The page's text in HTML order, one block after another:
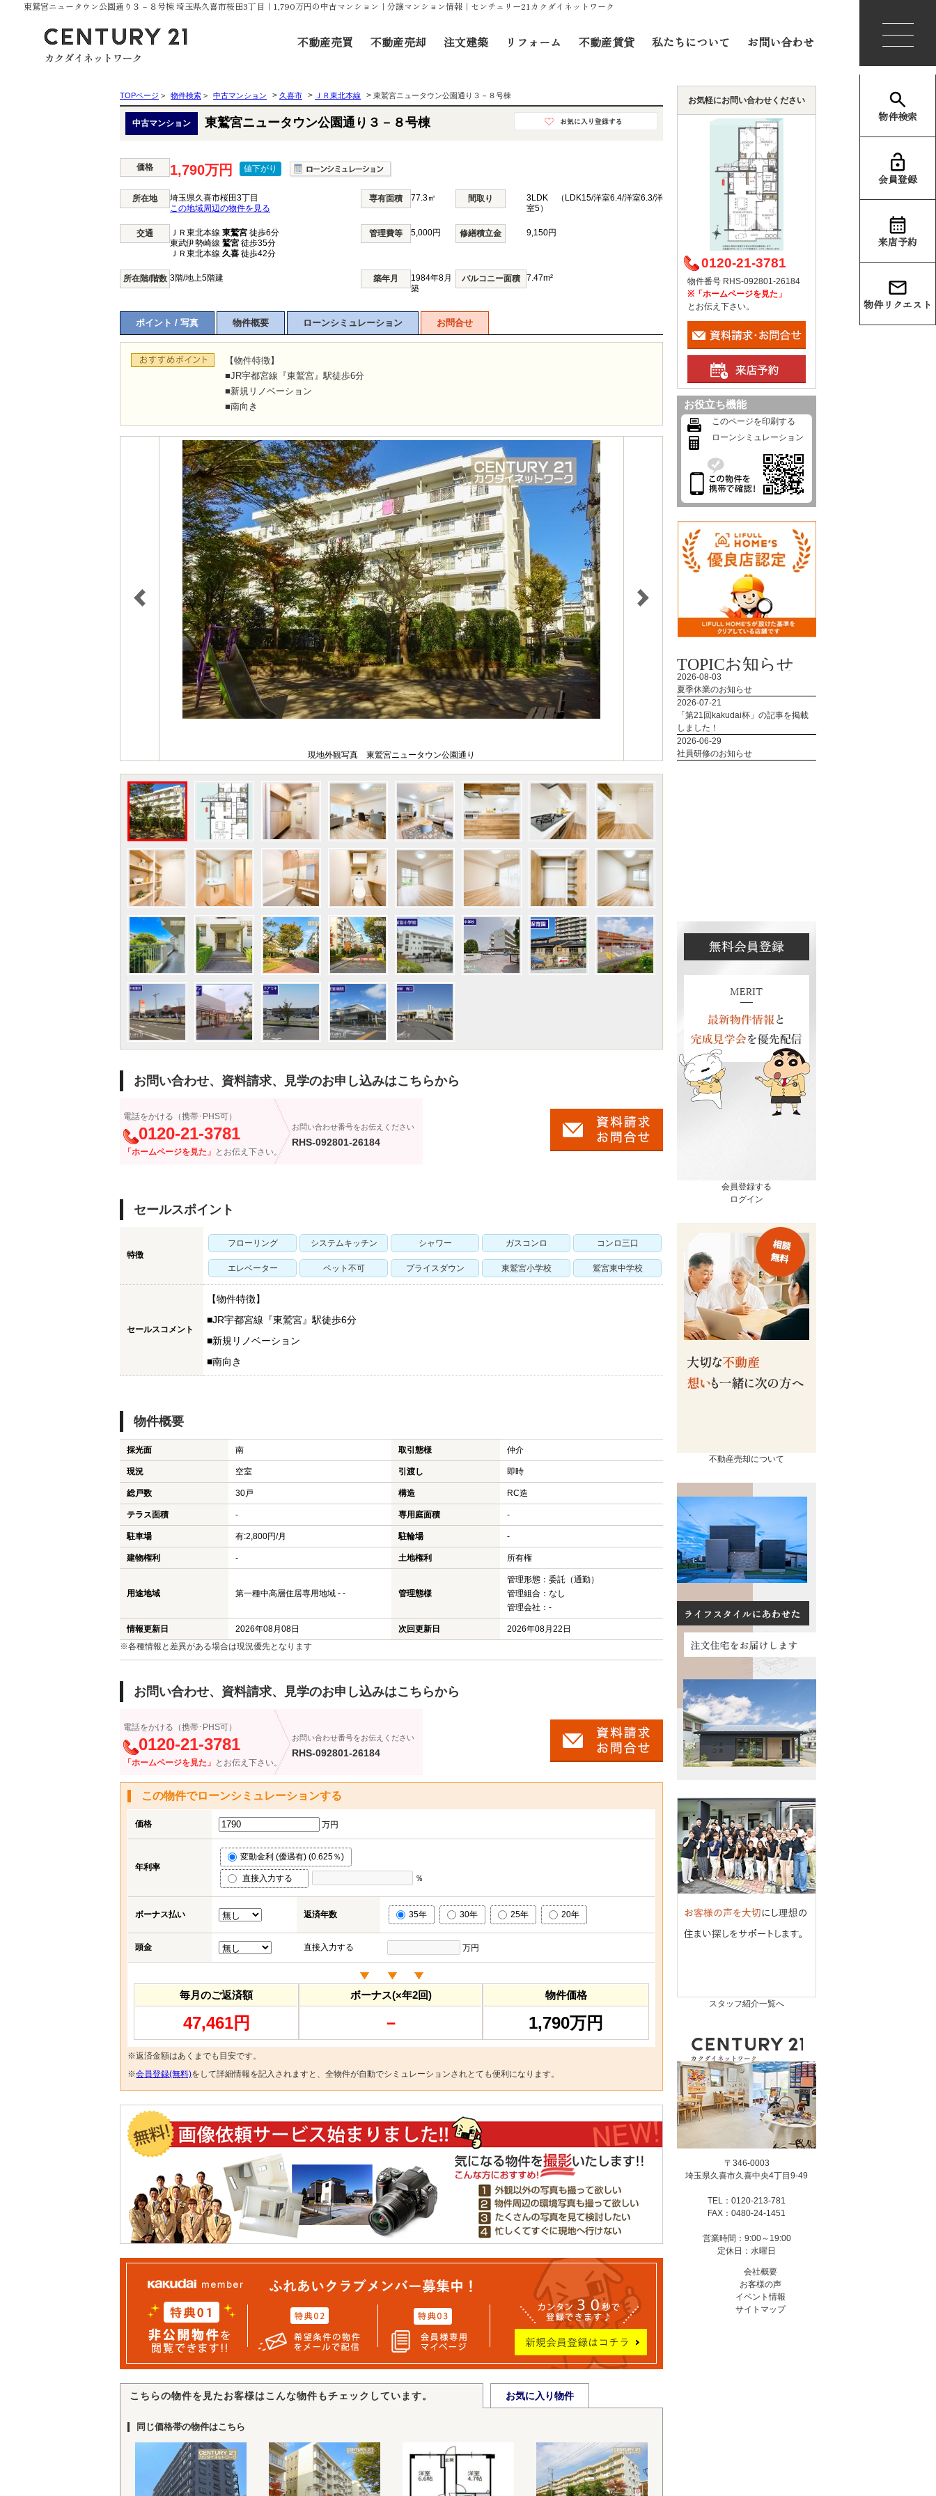
東鷲宮ニュータウン公園通り３－８号棟 埼玉県久喜市桜田3丁目｜1,790万円の中古マンション｜分譲マンション情報｜センチュリー21カクダイネットワーク
不動産売買 不動産売却 注文建築 リフォーム 不動産賃貸 私たちについて お問い合わせ
会員登録 ログイン
久喜市の新築一戸建て
久喜市の中古一戸建て
久喜市のマンション
久喜市の土地
白岡市の新築一戸建て
白岡市の中古一戸建て
加須市の新築一戸建て
幸手市の中古一戸建て
幸手市のマンション
幸手市の土地
蓮田市の新築一戸建て
蓮田市の中古一戸建て
蓮田市の土地
宮代町の新築一戸建て
売却・査定実績
仲介と買取の違い
高く売るポイント
仲介手数料について
コンテンツ
イベント情報
お客様の声
物件検索
会員登録
来店予約
物件リクエスト
TOPページ > 物件検索 > 中古マンション > 久喜市 > ＪＲ東北本線 > 東鷲宮ニュータウン公園通り３－８号棟
中古マンション 東鷲宮ニュータウン公園通り３－８号棟
価格 1,790万円 値下がり
所在地
埼玉県久喜市桜田3丁目
この地域周辺の物件を見る
専有面積 77.3㎡ 間取り
3LDK （LDK15/洋室6.4/洋室6.3/洋
室5）
交通 ＪＲ東北本線 東鷲宮 徒歩6分
東武伊勢崎線 鷲宮 徒歩35分
ＪＲ東北本線 久喜 徒歩42分
管理費等 5,000円 修繕積立金 9,150円
所在階/階数 3階/地上5階建 築年月
1984年8月
築
バルコニー面積 7.47m²
ポイント / 写真 物件概要 ローンシミュレーション お問合せ
【物件特徴】
■JR宇都宮線『東鷲宮』駅徒歩6分
■新規リノベーション
■南向き
現地外観写真 東鷲宮ニュータウン公園通り
お問い合わせ、資料請求、見学のお申し込みはこちらから
電話をかける（携帯･PHS可）
0120-21-3781
「ホームページを見た」 とお伝え下さい。
お問い合わせ番号をお伝えください
RHS-092801-26184
セールスポイント
特徴
フローリング システムキッチン シャワー ガスコンロ コンロ三口
エレベーター ペット不可 プライスダウン 東鷲宮小学校 鷲宮東中学校
セールスコメント
【物件特徴】
■JR宇都宮線『東鷲宮』駅徒歩6分
■新規リノベーション
■南向き
物件概要
採光面 南 取引態様 仲介
現況 空室 引渡し 即時
総戸数 30戸 構造 RC造
テラス面積 - 専用庭面積 -
駐車場 有:2,800円/月 駐輪場 -
建物権利 - 土地権利 所有権
用途地域 第一種中高層住居専用地域 - - 管理態様
管理形態：委託（通勤）
管理組合：なし
管理会社：-
情報更新日 2026年08月08日 次回更新日
2026年08月22日
※各種情報と差異がある場合は現況優先となります
お問い合わせ、資料請求、見学のお申し込みはこちらから
電話をかける（携帯･PHS可）
0120-21-3781
「ホームページを見た」 とお伝え下さい。
お問い合わせ番号をお伝えください
RHS-092801-26184
この物件でローンシミュレーションする
価格 万円
年利率
変動金利 (優遇有) (0.625％)
直接入力する ％
ボーナス払い 返済年数 35年 30年 25年 20年
頭金 直接入力する 万円
毎月のご返済額
47,461円
ボーナス(×年2回)
－
物件価格
1,790万円
※返済金額はあくまでも目安です。
※会員登録(無料)をして詳細情報を記入されますと、全物件が自動でシミュレーションされとても便利になります。
こちらの物件を見たお客様はこんな物件もチェックしています。 お気に入り物件
同じ価格帯の物件はこちら
お気軽にお問い合わせください
0120-21-3781
物件番号 RHS-092801-26184
※「ホームページを見た」
とお伝え下さい。
お役立ち機能
このページを印刷する
ローンシミュレーション
TOPICお知らせ
会員登録する
ログイン
不動産売却について
スタッフ紹介一覧へ
〒346-0003
埼玉県久喜市久喜中央4丁目9-49
TEL：0120-213-781
FAX：0480-24-1451
営業時間：9:00～19:00
定休日：水曜日
会社概要
お客様の声
イベント情報
サイトマップ